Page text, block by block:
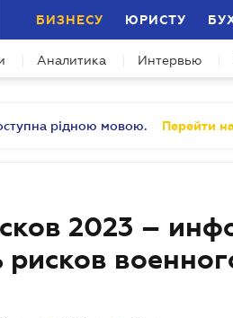
БИЗНЕСУ ЮРИСТУ
Аналитика Интервью
рідною мовою. Перейти
2023 –
рисков